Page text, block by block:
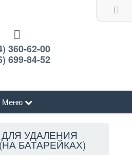
360-62-00
699-84-52
Меню
УДАЛЕНИЯ
БАТАРЕЙКАХ)